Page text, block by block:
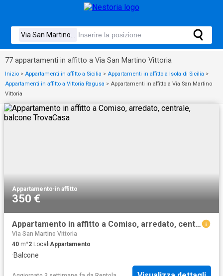
77 appartamenti in affitto a Via San Martino Vittoria
Inizio > Appartamenti in affitto a Sicilia > Appartamenti in affitto a Isola di Sicilia >
Appartamenti in affitto a Vittoria Ragusa > Appartamenti in affitto a Via San Martino
Vittoria
Appartamento·in affitto
350 €
Appartamento in affitto a Comiso, arredato, centrale, balcone TrovaCasa
Via San Martino Vittoria
40 m²2 LocaliAppartamento
·Balcone